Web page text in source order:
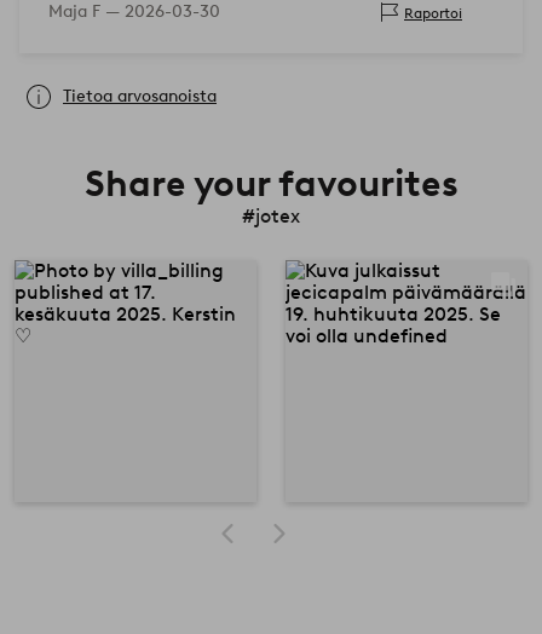
Maja F — 2026-03-30 Raportoi
Tietoa arvosanoista
Share your favourites
#jotex